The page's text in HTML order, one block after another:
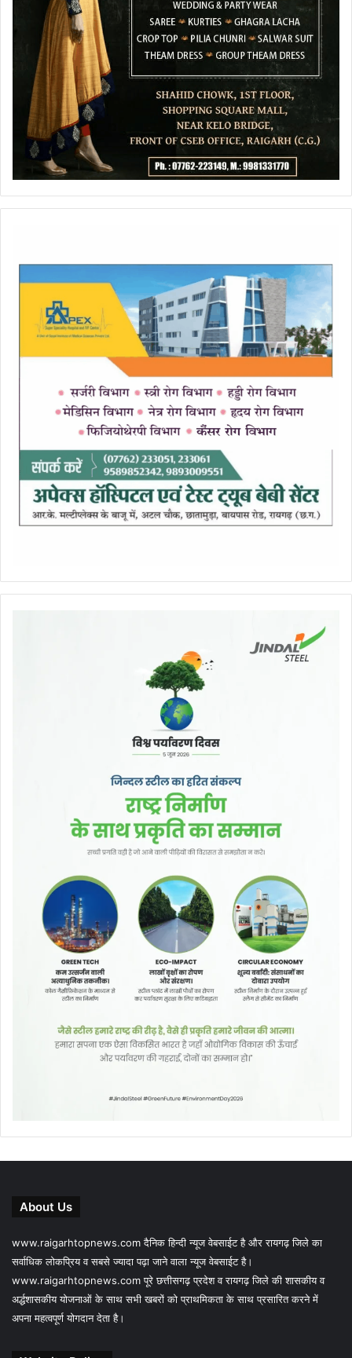
About Us
www.raigarhtopnews.com दैनिक हिन्दी न्यूज वेबसाईट है और रायगढ़ जिले का
सर्वाधिक लोकप्रिय व सबसे ज्यादा पढ़ा जाने वाला न्यूज वेबसाईट है।
www.raigarhtopnews.com पूरे छत्तीसगढ़ प्रदेश व रायगढ़ जिले की शासकीय व
अर्द्धशासकीय योजनाओं के साथ सभी खबरों को प्राथमिकता के साथ प्रसारित करने में
अपना महत्वपूर्ण योगदान देता है।